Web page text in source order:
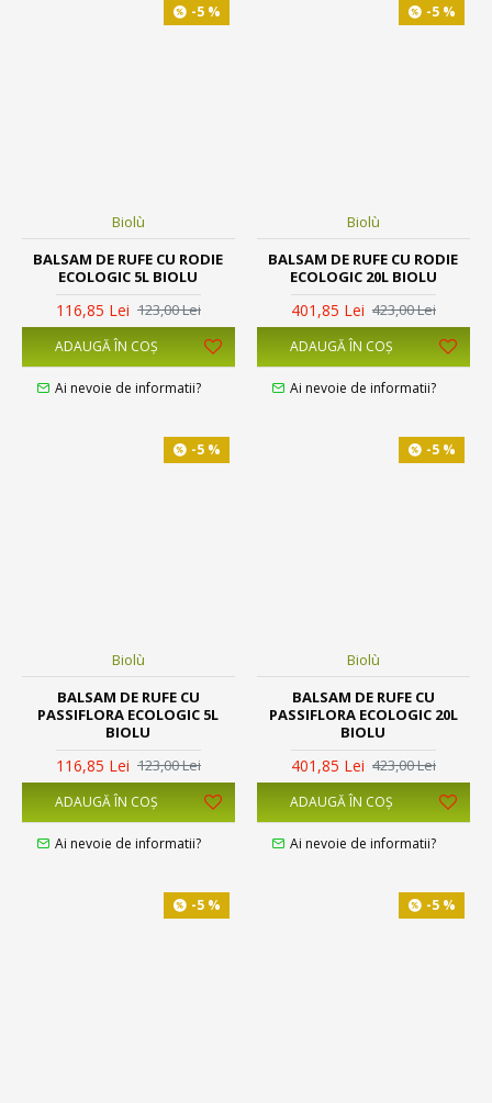
-5 %
Biolù
BALSAM DE RUFE CU RODIE
ECOLOGIC 5L BIOLU
116,85 Lei 123,00 Lei
ADAUGĂ ÎN COŞ
Ai nevoie de informatii?
-5 %
Biolù
BALSAM DE RUFE CU RODIE
ECOLOGIC 20L BIOLU
401,85 Lei 423,00 Lei
ADAUGĂ ÎN COŞ
Ai nevoie de informatii?
-5 %
Biolù
BALSAM DE RUFE CU
PASSIFLORA ECOLOGIC 5L
BIOLU
116,85 Lei 123,00 Lei
ADAUGĂ ÎN COŞ
Ai nevoie de informatii?
-5 %
Biolù
BALSAM DE RUFE CU
PASSIFLORA ECOLOGIC 20L
BIOLU
401,85 Lei 423,00 Lei
ADAUGĂ ÎN COŞ
Ai nevoie de informatii?
-5 % -5 %